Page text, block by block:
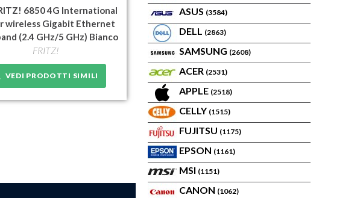
ASUS (3584)
DELL (2863)
SAMSUNG (2608)
ACER (2531)
APPLE (2518)
CELLY (1515)
FUJITSU (1175)
EPSON (1161)
MSI (1151)
CANON (1062)
6850 4G International
wireless Gigabit Ethernet
(2.4 GHz/5 GHz) Bianco
FRITZ!
VEDI PRODOTTI SIMILI